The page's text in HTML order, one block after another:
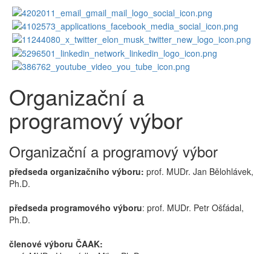
Organizační a
programový výbor
Organizační a programový výbor
předseda organizačního výboru: prof. MUDr. Jan Bělohlávek,
Ph.D.
předseda programového výboru: prof. MUDr. Petr Ošťádal,
Ph.D.
členové výboru ČAAK: